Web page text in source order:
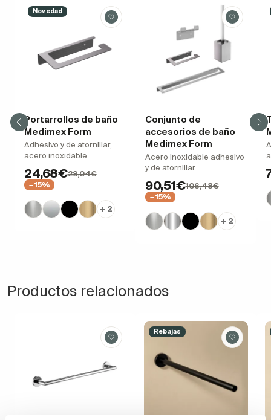
Novedad
Portarrollos de baño
Medimex Form
Adhesivo y de atornillar,
acero inoxidable
24,68€29,04€
−15%
+ 2
Conjunto de
accesorios de baño
Medimex Form
Acero inoxidable adhesivo
y de atornillar
90,51€106,48€
−15%
+ 2
Productos relacionados
Rebajas